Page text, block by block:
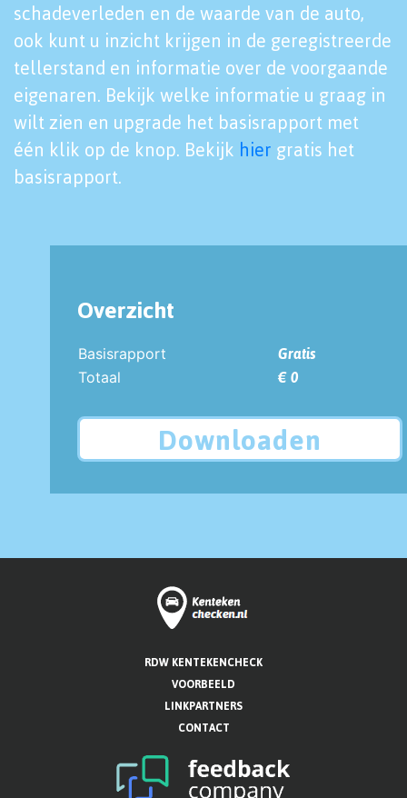
schadeverleden en de waarde van de auto,
ook kunt u inzicht krijgen in de geregistreerde
tellerstand en informatie over de voorgaande
eigenaren. Bekijk welke informatie u graag in
wilt zien en upgrade het basisrapport met
één klik op de knop. Bekijk hier gratis het
basisrapport.
Overzicht
Basisrapport
Gratis
Totaal
€ 0
Downloaden
RDW KENTEKENCHECK
VOORBEELD
LINKPARTNERS
CONTACT